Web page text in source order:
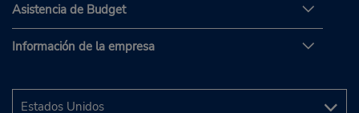
Asistencia de Budget
Información de la empresa